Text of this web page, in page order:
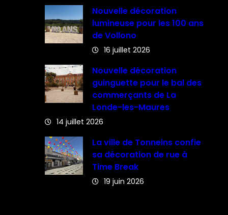
Nouvelle décoration
lumineuse pour les 100 ans
de Vollono
16 juillet 2026
Nouvelle décoration
guinguette pour le bal des
commerçants de La
Londe-les-Maures
14 juillet 2026
La ville de Tonneins confie
sa décoration de rue à
Time Break
19 juin 2026